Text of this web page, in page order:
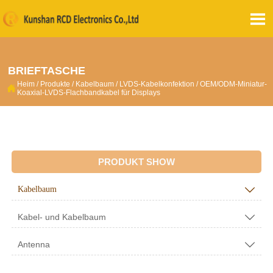

BRIEFTASCHE
 Heim / Produkte / Kabelbaum / LVDS-Kabelkonfektion /OEM/ODM-Miniatur-
Koaxial-LVDS-Flachbandkabel für Displays
PRODUKT SHOW
Kabelbaum 
Kabel- und Kabelbaum 
Antenna 